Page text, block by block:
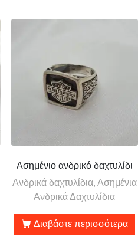
Ασημένιο ανδρικό δαχτυλίδι
Ανδρικά δαχτυλίδια, Ασημένια
Ανδρικά Δαχτυλίδια
Διαβάστε περισσότερα